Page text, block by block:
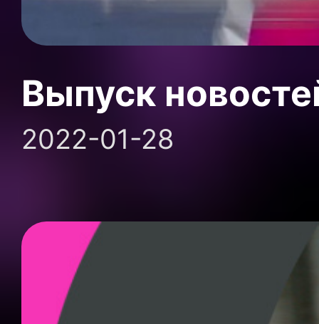
Выпуск
2022-01-28